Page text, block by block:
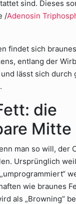
sind. Dieses
/Adenosin
findet sich
entlang der
lässt sich durch
die
Mitte
man so will, der
Ursprünglich
wie braunes
als „Browning“